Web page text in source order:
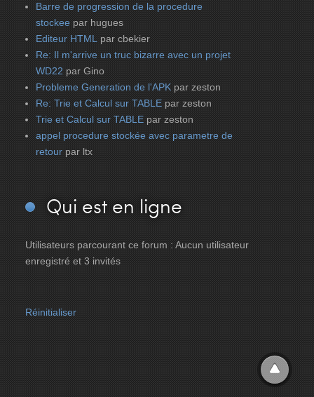
Barre de progression de la procedure
stockee par hugues
Editeur HTML par cbekier
Re: Il m'arrive un truc bizarre avec un projet
WD22 par Gino
Probleme Generation de l'APK par zeston
Re: Trie et Calcul sur TABLE par zeston
Trie et Calcul sur TABLE par zeston
appel procedure stockée avec parametre de
retour par ltx
Qui est en ligne
Utilisateurs parcourant ce forum : Aucun utilisateur
enregistré et 3 invités
Réinitialiser